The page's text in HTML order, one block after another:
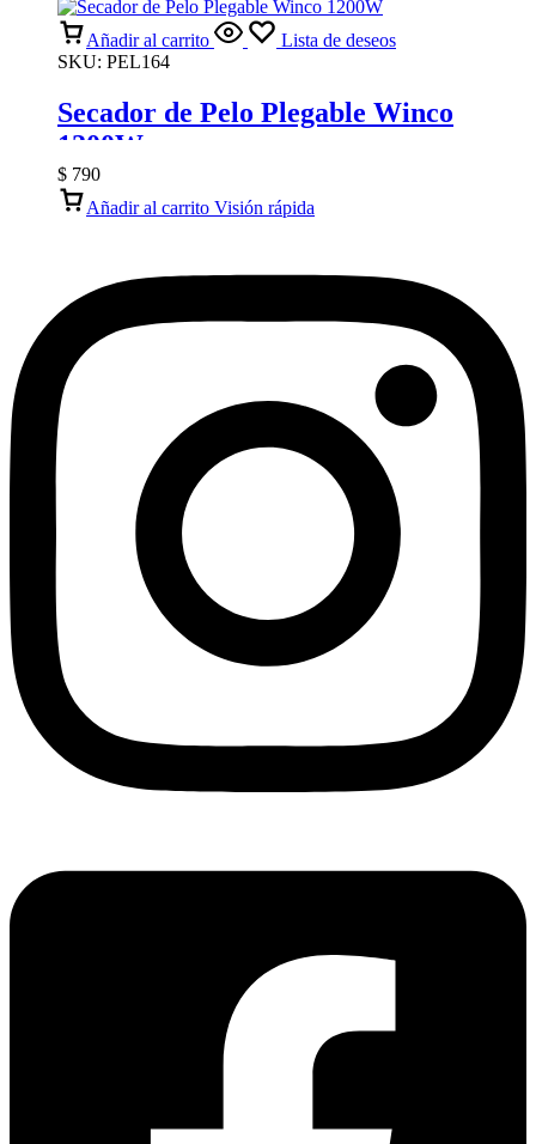
Añadir al carrito
Lista de deseos
SKU: PEL164
Secador de Pelo Plegable Winco
1200W
$ 790
Añadir al carrito Visión rápida